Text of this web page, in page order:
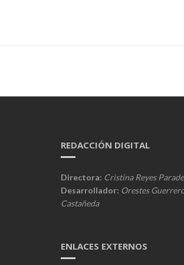
REDACCIÓN DIGITAL
Directora: Cristina Reyes
Desarrollador: Orestes
Castañeda
ENLACES EXTERNOS